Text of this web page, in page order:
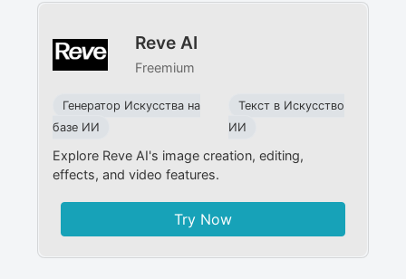
Reve AI
Freemium
Генератор Искусства на
базе ИИ
Текст в Искусство
ИИ
Explore Reve AI's image creation, editing,
effects, and video features.
Try Now